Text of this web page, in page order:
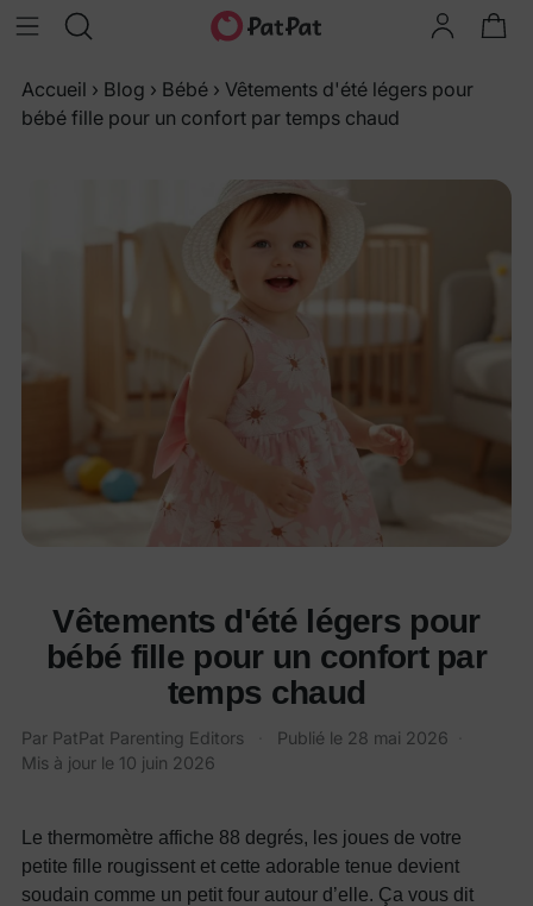
Accueil › Blog › Bébé › Vêtements d'été légers pour
bébé fille pour un confort par temps chaud
Vêtements d'été légers pour
bébé fille pour un confort par
temps chaud
Par PatPat Parenting Editors Publié le 28 mai 2026
Mis à jour le 10 juin 2026
Le thermomètre affiche 88 degrés, les joues de votre
petite fille rougissent et cette adorable tenue devient
soudain comme un petit four autour d’elle. Ça vous dit